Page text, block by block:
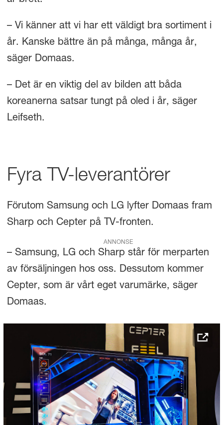
– Vi känner att vi har ett väldigt bra sortiment i
år. Kanske bättre än på många, många år,
säger Domaas.
– Det är en viktig del av bilden att båda
koreanerna satsar tungt på oled i år, säger
Leifseth.
Fyra TV-leverantörer
Förutom Samsung och LG lyfter Domaas fram
Sharp och Cepter på TV-fronten.
ANNONSE
– Samsung, LG och Sharp står för merparten
av försäljningen hos oss. Dessutom kommer
Cepter, som är vårt eget varumärke, säger
Domaas.